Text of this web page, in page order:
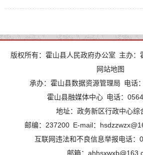
版权所有：霍山县人民政府办公室 主办：
网站地图
承办：霍山县数据资源管理局 电话
霍山县融媒体中心 电话：
地址：政务新区行政中心综
邮编：237200 E-mail：
互联网违法和不良信息举报电话：
邮箱：